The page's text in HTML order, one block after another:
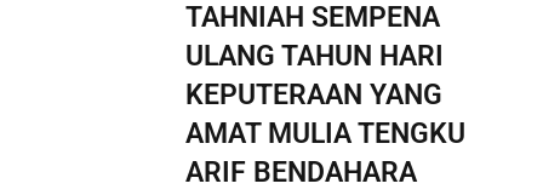
TAHNIAH SEMPENA
ULANG TAHUN HARI
KEPUTERAAN YANG
AMAT MULIA TENGKU
ARIF BENDAHARA